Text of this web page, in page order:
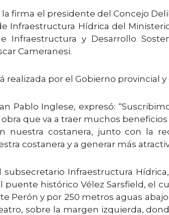
firma el presidente del Concejo
Infraestructura Hídrica del
Infraestructura y Desarrollo
Cameranesi.
realizada por el Gobierno provincial
Pablo Inglese, expresó:
que va a traer muchos
nuestra costanera, junto con la
costanera y a generar más
subsecretario Infraestructura
histórico Vélez Sarsfield, el
Perón y por 250 metros aguas
sobre la margen izquierda,